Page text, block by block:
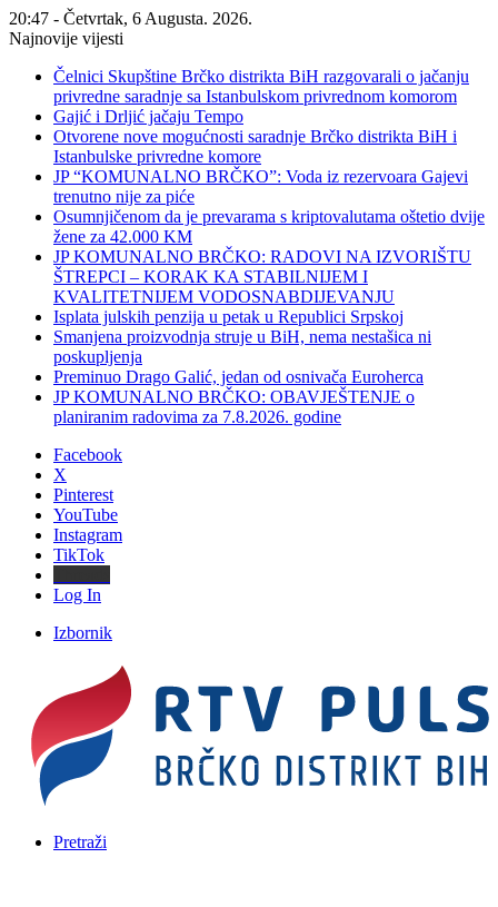
20:47 - Četvrtak, 6 Augusta. 2026.
Najnovije vijesti
Čelnici Skupštine Brčko distrikta BiH razgovarali o jačanju
privredne saradnje sa Istanbulskom privrednom komorom
Gajić i Drljić jačaju Tempo
Otvorene nove mogućnosti saradnje Brčko distrikta BiH i
Istanbulske privredne komore
JP “KOMUNALNO BRČKO”: Voda iz rezervoara Gajevi
trenutno nije za piće
Osumnjičenom da je prevarama s kriptovalutama oštetio dvije
žene za 42.000 KM
JP KOMUNALNO BRČKO: RADOVI NA IZVORIŠTU
ŠTREPCI – KORAK KA STABILNIJEM I
KVALITETNIJEM VODOSNABDIJEVANJU
Isplata julskih penzija u petak u Republici Srpskoj
Smanjena proizvodnja struje u BiH, nema nestašica ni
poskupljenja
Preminuo Drago Galić, jedan od osnivača Euroherca
JP KOMUNALNO BRČKO: OBAVJEŠTENJE o
planiranim radovima za 7.8.2026. godine
Facebook
X
Pinterest
YouTube
Instagram
TikTok
Log In
Izbornik
Pretraži